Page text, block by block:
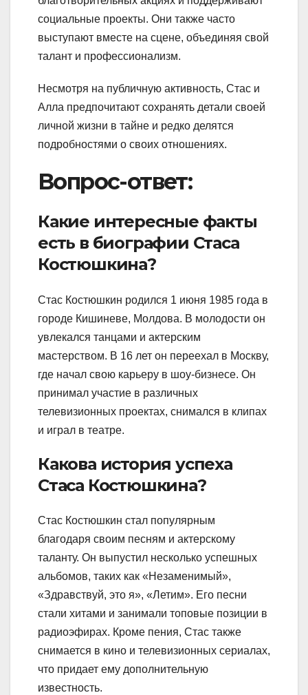
социальные проекты. Они также часто
выступают вместе на сцене, объединяя свой
талант и профессионализм.
Несмотря на публичную активность, Стас и
Алла предпочитают сохранять детали своей
личной жизни в тайне и редко делятся
подробностями о своих отношениях.
Вопрос-ответ:
Какие интересные факты
есть в биографии Стаса
Костюшкина?
Стас Костюшкин родился 1 июня 1985 года в
городе Кишиневе, Молдова. В молодости он
увлекался танцами и актерским
мастерством. В 16 лет он переехал в Москву,
где начал свою карьеру в шоу-бизнесе. Он
принимал участие в различных
телевизионных проектах, снимался в клипах
и играл в театре.
Какова история успеха
Стаса Костюшкина?
Стас Костюшкин стал популярным
благодаря своим песням и актерскому
таланту. Он выпустил несколько успешных
альбомов, таких как «Незаменимый»,
«Здравствуй, это я», «Летим». Его песни
стали хитами и занимали топовые позиции в
радиоэфирах. Кроме пения, Стас также
снимается в кино и телевизионных сериалах,
что придает ему дополнительную
известность.